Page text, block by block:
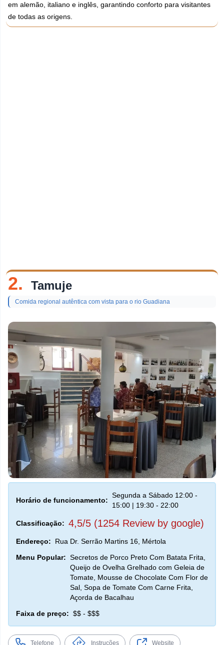
em alemão, italiano e inglês, garantindo conforto para visitantes
de todas as origens.
2. Tamuje
Comida regional autêntica com vista para o rio Guadiana
Horário de funcionamento:
Segunda a Sábado 12:00 -
15:00 | 19:30 - 22:00
Classificação: 4,5/5 (1254 Review by google)
Endereço:
Rua Dr. Serrão Martins 16, Mértola
Menu Popular: Secretos de Porco Preto Com Batata Frita,
Queijo de Ovelha Grelhado com Geleia de
Tomate, Mousse de Chocolate Com Flor de
Sal, Sopa de Tomate Com Carne Frita,
Açorda de Bacalhau
Faixa de preço: $$ - $$$
Telefone Instruções Website